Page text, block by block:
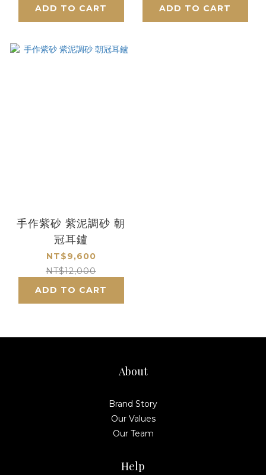
ADD TO CART
ADD TO CART
手作紫砂 紫泥調砂 朝
冠耳鑪
NT$9,600
NT$12,000
ADD TO CART
About
Brand Story
Our Values
Our Team
Help